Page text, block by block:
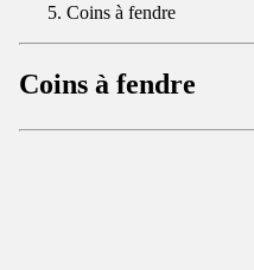
Coins à fendre
Coins à fendre